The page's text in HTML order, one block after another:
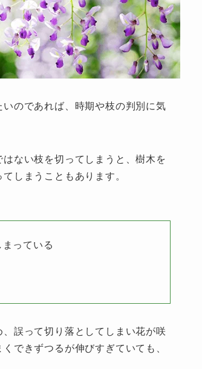
のであれば、時期や枝の判別に気
ない枝を切ってしまうと、樹木を
しまうこともあります。
っている
、誤って切り落としてしまい花が咲
できずつるが伸びすぎていても、